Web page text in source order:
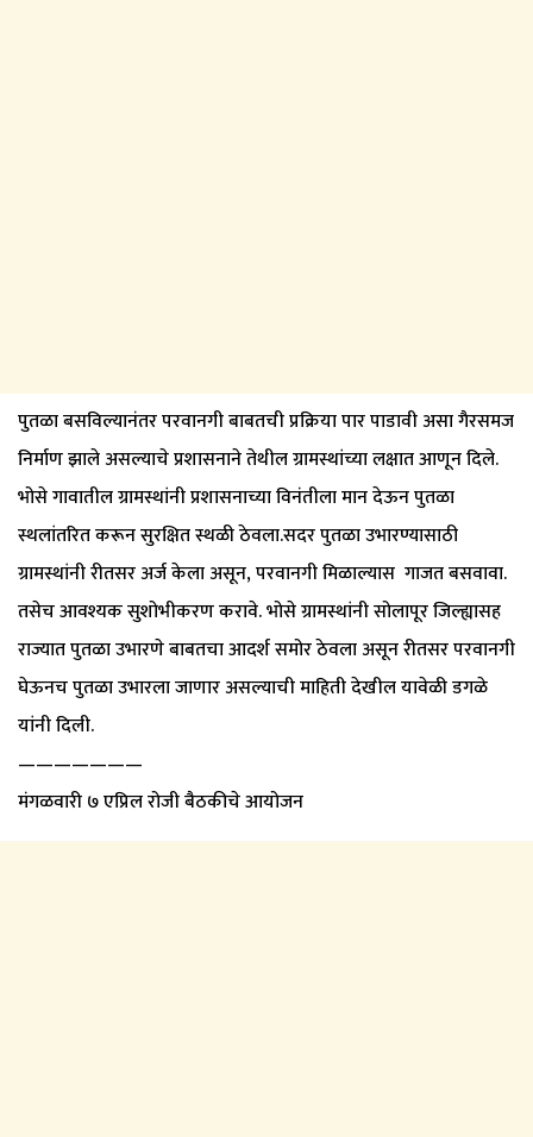
पुतळा बसविल्यानंतर परवानगी बाबतची प्रक्रिया पार पाडावी असा गैरसमज
निर्माण झाले असल्याचे प्रशासनाने तेथील ग्रामस्थांच्या लक्षात आणून दिले.
भोसे गावातील ग्रामस्थांनी प्रशासनाच्या विनंतीला मान देऊन पुतळा
स्थलांतरित करून सुरक्षित स्थळी ठेवला.सदर पुतळा उभारण्यासाठी
ग्रामस्थांनी रीतसर अर्ज केला असून, परवानगी मिळाल्यास गाजत बसवावा.
तसेच आवश्यक सुशोभीकरण करावे. भोसे ग्रामस्थांनी सोलापूर जिल्ह्यासह
राज्यात पुतळा उभारणे बाबतचा आदर्श समोर ठेवला असून रीतसर परवानगी
घेऊनच पुतळा उभारला जाणार असल्याची माहिती देखील यावेळी डगळे
यांनी दिली.
———————
मंगळवारी ७ एप्रिल रोजी बैठकीचे आयोजन